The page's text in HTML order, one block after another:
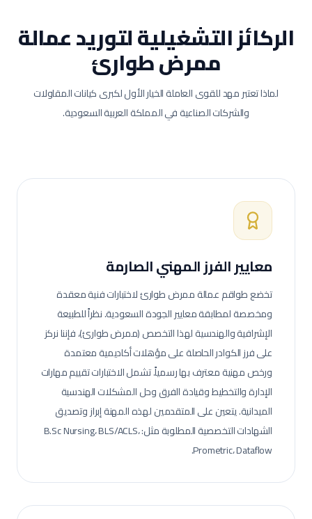
الركائز التشغيلية لتوريد عمالة
ممرض طوارئ
لماذا تعتبر مهد للقوى العاملة الخيار الأول لكبرى كيانات المقاولات
والشركات الصناعية في المملكة العربية السعودية.
معايير الفرز المهني الصارمة
تخضع طواقم عمالةممرض طوارئلاختبارات فنية معقدة
ومخصصة لمطابقة معايير الجودة السعودية.نظراً للطبيعة
الإشرافية والهندسية لهذا التخصص (ممرض طوارئ)، فإننا نركز
على فرز الكوادر الحاصلة على مؤهلات أكاديمية معتمدة
ورخص مهنية معترف بها رسمياً. تشمل الاختبارات تقييم مهارات
الإدارة والتخطيط وقيادة الفرق وحل المشكلات الهندسية
الميدانية.يتعين على المتقدمين لهذه المهنة إبراز وتصديق
الشهادات التخصصية المطلوبة مثل: B.Sc Nursing، BLS/ACLS،
Prometric، Dataflow.